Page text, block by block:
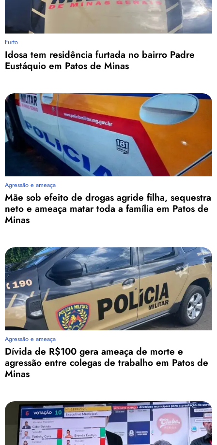
Furto
Idosa tem residência furtada no bairro Padre
Eustáquio em Patos de Minas
Agressão e ameaça
Mãe sob efeito de drogas agride filha, sequestra
neto e ameaça matar toda a família em Patos de
Minas
Agressão e ameaça
Dívida de R$100 gera ameaça de morte e
agressão entre colegas de trabalho em Patos de
Minas